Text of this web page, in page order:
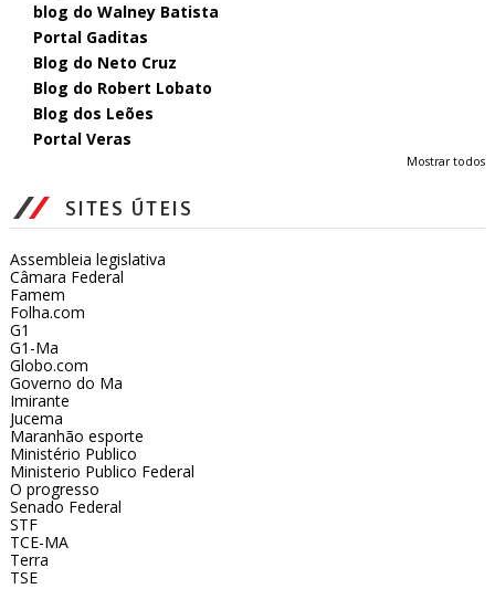
blog do Walney Batista
Portal Gaditas
Blog do Neto Cruz
Blog do Robert Lobato
Blog dos Leões
Portal Veras
Mostrar todos
SITES ÚTEIS
Assembleia legislativa
Câmara Federal
Famem
Folha.com
G1
G1-Ma
Globo.com
Governo do Ma
Imirante
Jucema
Maranhão esporte
Ministério Publico
Ministerio Publico Federal
O progresso
Senado Federal
STF
TCE-MA
Terra
TSE